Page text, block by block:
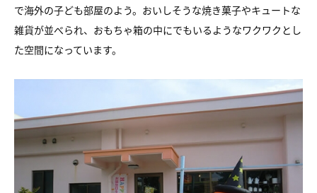
で海外の子ども部屋のよう。おいしそうな焼き菓子やキュートな
雑貨が並べられ、おもちゃ箱の中にでもいるようなワクワクとし
た空間になっています。